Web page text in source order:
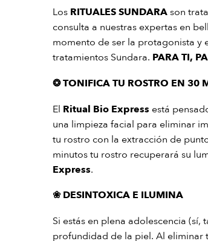
Los RITUALES SUNDARAson
consulta a nuestras expertas en
momento de ser la protagonista y
tratamientos Sundara. PARA TI,
❂TONIFICA TU ROSTRO EN 30
El Ritual Bio Express está
una limpieza facial para eliminar
tu rostro con la extracción de
minutos tu rostro recuperará su
Express.
❀DESINTOXICA E ILUMINA
Si estás en plena adolescencia
profundidad de la piel. Al eliminar